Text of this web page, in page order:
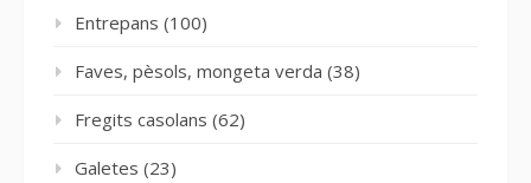
Entrepans (100)
Faves, pèsols, mongeta verda (38)
Fregits casolans (62)
Galetes (23)